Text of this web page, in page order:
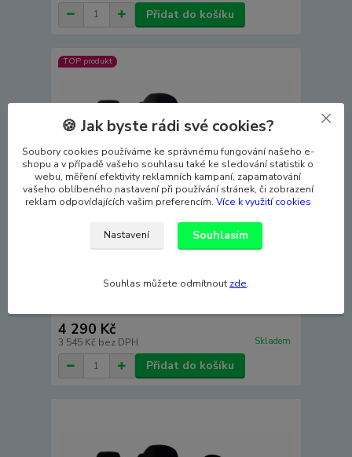
Přidat do košíku
TOP produkt
4 290 Kč
3 545 Kč bez DPH Skladem
Přidat do košíku
🍪 Jak byste rádi své cookies?
Soubory cookies používáme ke správnému fungování našeho e-
shopu a v případě vašeho souhlasu také ke sledování statistik o
webu, měření efektivity reklamních kampaní, zapamatování
vašeho oblíbeného nastavení při používání stránek, či zobrazení
reklam odpovídajících vašim preferencím. Více k využití cookies
Nastavení Souhlasím
Souhlas můžete odmítnout zde.